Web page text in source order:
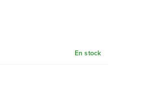
En stock